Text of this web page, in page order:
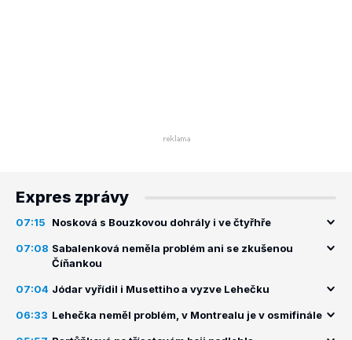
Expres zprávy
07:15 Nosková s Bouzkovou dohrály i ve čtyřhře
07:08 Sabalenková neměla problém ani se zkušenou
Číňankou
07:04 Jódar vyřídil i Musettiho a vyzve Lehečku
06:33 Lehečka neměl problém, v Montrealu je v osmifinále